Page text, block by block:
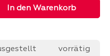
den
In den Warenkorb
vorrätig